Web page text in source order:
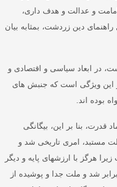
و عدالت و هدف داری،
دین زردشت، بمثابه بیان
در ابعاد سیاسی و اقتصادی و
این ویژگی است که جنبش های
بوده اند
قدرت، بنا بر این، بیگانگی
مستبد، امرى تاريخى شد و
هرگز با ارزشهاى پايه و ديگر
شد و ملت جدا و پوشيده از